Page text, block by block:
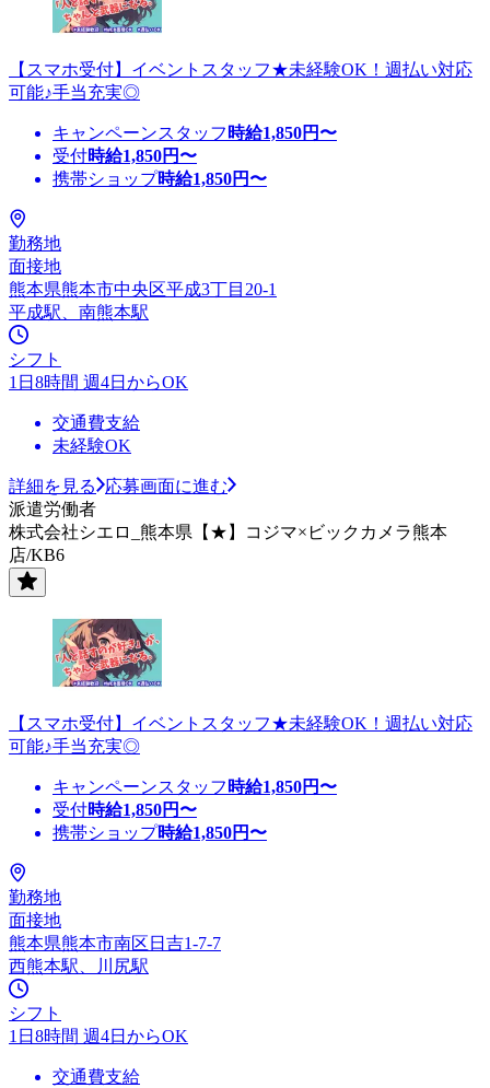
【スマホ受付】イベントスタッフ★未経験OK！週払い対応
可能♪手当充実◎
キャンペーンスタッフ 時給1,850円〜
受付時給1,850円〜
携帯ショップ時給1,850円〜
勤務地
面接地
熊本県熊本市中央区平成3丁目20-1
平成駅、南熊本駅
シフト
1日8時間 週4日からOK
交通費支給
未経験OK
詳細を見る
応募画面に進む
派遣労働者
株式会社シエロ_熊本県【★】コジマ×ビックカメラ熊本
店/KB6
【スマホ受付】イベントスタッフ★未経験OK！週払い対応
可能♪手当充実◎
キャンペーンスタッフ 時給1,850円〜
受付時給1,850円〜
携帯ショップ時給1,850円〜
勤務地
面接地
熊本県熊本市南区日吉1-7-7
西熊本駅、川尻駅
シフト
1日8時間 週4日からOK
交通費支給